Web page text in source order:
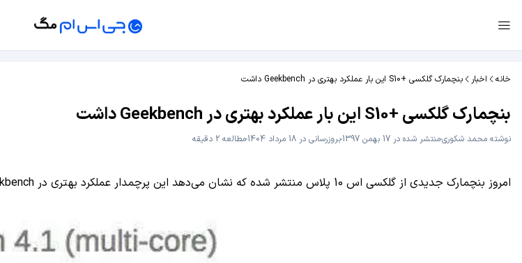
خانه اخبار بنچمارک گلکسی +S10 این بار عملکرد بهتری در Geekbench داشت
بنچمارک گلکسی +S10 این بار عملکرد بهتری در Geekbench داشت
نوشته محمد شکوریمنتشر شده در 17 بهمن 1397 بروزرسانی در 18 مرداد 1404
مطالعه 2 دقیقه
امروز بنچمارک جدیدی از گلکسی اس 10 پلاس منتشر شده که نشان می‌دهد این پرچمدار عملکرد بهتری در Geekbench داشته و می‌توانیم امیدوار باشیم که پایداری نرم‌افزار دستگاه بهتر شده باشد.